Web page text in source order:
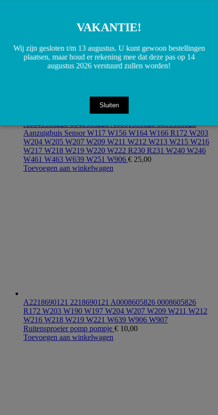
A0041533228 0041533228 A0051535028 0051535028
Aanzuigbuis Sensor W117 W156 W164 W166 R172 W203
W204 W205 W207 W209 W211 W212 W213 W215 W216
W217 W218 W219 W220 W222 R230 R231 W240 W246
W461 W463 W639 W251 W906 € 25,00
Toevoegen aan winkelwagen
A2218690121 2218690121 A0008605826 0008605826
R172 W203 W190 W197 W204 W207 W209 W211 W212
W216 W218 W219 W221 W639 W906 W907
Ruitensproeier pomp pompje € 10,00
Toevoegen aan winkelwagen
VAKANTIE!
Wij zijn gesloten t/m 13 augustus. U kunt gewoon bestellingen
plaatsen, maar houd er rekening mee dat deze pas op 14
augustus 2026 verstuurd zullen worden!
Sluiten